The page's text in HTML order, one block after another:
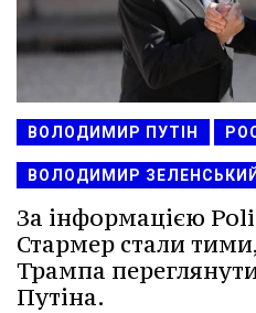
ВОЛОДИМИР ПУТІН
ВОЛОДИМИР ЗЕЛЕНСЬКИЙ
За інформацією
Стармер стали
Трампа
Путіна.